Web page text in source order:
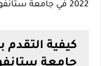
2022 في جامعة ستانفورد لجميع الطلاب هو
كيفية